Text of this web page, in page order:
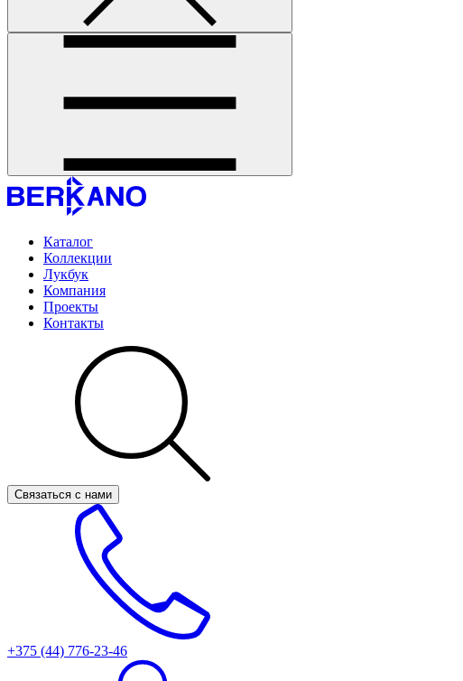
Каталог
Коллекции
Лукбук
Компания
Проекты
Контакты
Связаться с нами
+375 (44) 776-23-46